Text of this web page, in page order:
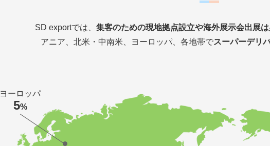
SD exportでは、 集客のための現地拠点設立や海外展示会出展は
アニア、北米・中南米、ヨーロッパ、各地帯でスーパーデリ
ヨーロッパ
5%